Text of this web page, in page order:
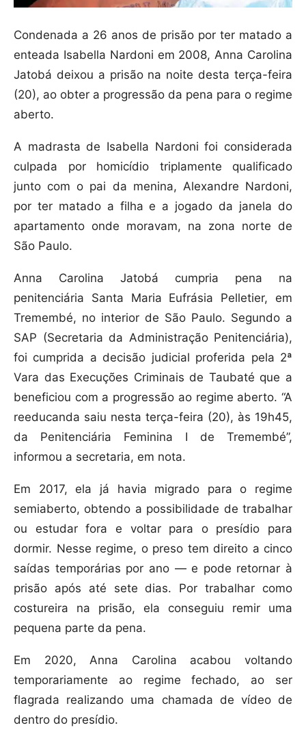
Condenada a 26 anos de prisão por ter matado a
enteada Isabella Nardoni em 2008, Anna Carolina
Jatobá deixou a prisão na noite desta terça-feira
(20), ao obter a progressão da pena para o regime
aberto.
A madrasta de Isabella Nardoni foi considerada
culpada por homicídio triplamente qualificado
junto com o pai da menina, Alexandre Nardoni,
por ter matado a filha e a jogado da janela do
apartamento onde moravam, na zona norte de
São Paulo.
Anna Carolina Jatobá cumpria pena na
penitenciária Santa Maria Eufrásia Pelletier, em
Tremembé, no interior de São Paulo. Segundo a
SAP (Secretaria da Administração Penitenciária),
foi cumprida a decisão judicial proferida pela 2ª
Vara das Execuções Criminais de Taubaté que a
beneficiou com a progressão ao regime aberto. “A
reeducanda saiu nesta terça-feira (20), às 19h45,
da Penitenciária Feminina I de Tremembé”,
informou a secretaria, em nota.
Em 2017, ela já havia migrado para o regime
semiaberto, obtendo a possibilidade de trabalhar
ou estudar fora e voltar para o presídio para
dormir. Nesse regime, o preso tem direito a cinco
saídas temporárias por ano — e pode retornar à
prisão após até sete dias. Por trabalhar como
costureira na prisão, ela conseguiu remir uma
pequena parte da pena.
Em 2020, Anna Carolina acabou voltando
temporariamente ao regime fechado, ao ser
flagrada realizando uma chamada de vídeo de
dentro do presídio.